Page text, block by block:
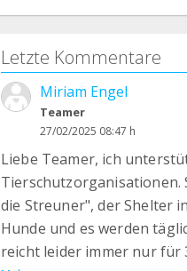
Letzte Kommentare
Miriam Engel
Teamer
27/02/2025 08:47 h
Liebe Teamer, ich
Tierschutzorganisationen.
die Streuner", der Shelter
Hunde und es werden
reicht leider immer nur für